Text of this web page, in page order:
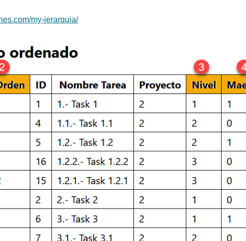
my-jerarquia/